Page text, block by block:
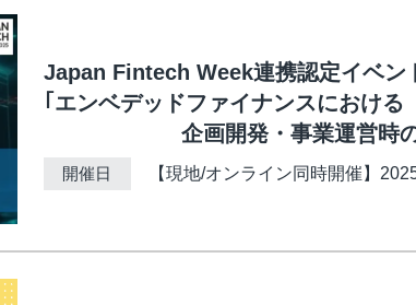
Japan Fintech Week連携認定イベン
｢エンベデッドファイナンスにおける
企画開発・事業運営時のポ
開催日 【現地/オンライン同時開催】